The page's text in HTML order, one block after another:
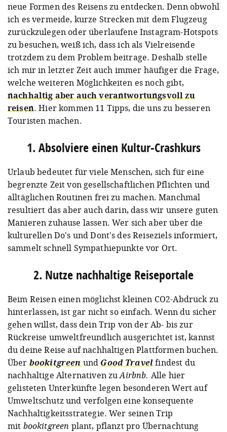
neue Formen des Reisens zu entdecken. Denn obwohl
ich es vermeide, kurze Strecken mit dem Flugzeug
zurückzulegen oder überlaufene Instagram-Hotspots
zu besuchen, weiß ich, dass ich als Vielreisende
trotzdem zu dem Problem beitrage. Deshalb stelle
ich mir in letzter Zeit auch immer häufiger die Frage,
welche weiteren Möglichkeiten es noch gibt,
nachhaltig aber auch verantwortungsvoll zu
reisen. Hier kommen 11 Tipps, die uns zu besseren
Touristen machen.
1. Absolviere einen Kultur-Crashkurs
Urlaub bedeutet für viele Menschen, sich für eine
begrenzte Zeit von gesellschaftlichen Pflichten und
alltäglichen Routinen frei zu machen. Manchmal
resultiert das aber auch darin, dass wir unsere guten
Manieren zuhause lassen. Wer sich aber über die
kulturellen Do's und Dont's des Reiseziels informiert,
sammelt schnell Sympathiepunkte vor Ort.
2. Nutze nachhaltige Reiseportale
Beim Reisen einen möglichst kleinen CO2-Abdruck zu
hinterlassen, ist gar nicht so einfach. Wenn du sicher
gehen willst, dass dein Trip von der Ab- bis zur
Rückreise umweltfreundlich ausgerichtet ist, kannst
du deine Reise auf nachhaltigen Plattformen buchen.
Über bookitgreen und Good Travelfindest du
nachhaltige Alternativen zuAirbnb. Alle hier
gelisteten Unterkünfte legen besonderen Wert auf
Umweltschutz und verfolgen eine konsequente
Nachhaltigkeitsstrategie. Wer seinen Trip
mit bookitgreen plant, pflanzt pro Übernachtung